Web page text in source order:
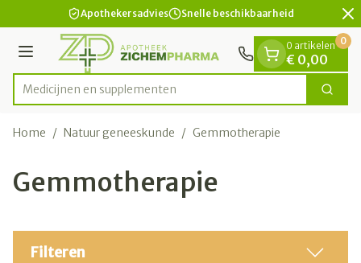
Ga naar de inhoudApothekersadvies Snelle beschikbaarheid
Menu
Product, merk, categorie...
Medici Zoek
0 artikelen
€ 0,00
0
Home / Natuur geneeskunde / Gemmotherapie
Gemmotherapie
Filteren